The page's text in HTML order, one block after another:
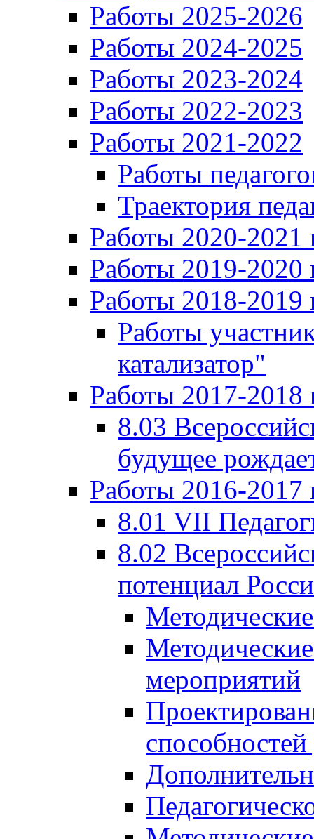
Работы 2025-2026
Работы 2024-2025
Работы 2023-2024
Работы 2022-2023
Работы 2021-2022
Работы
Траектория
Работы 2020-2021
Работы 2019-2020
Работы 2018-2019
Работы
катализатор"
Работы 2017-2018
8.03
будущее
Работы 2016-2017
8.01 VII
8.02
потенциал
мероприятий